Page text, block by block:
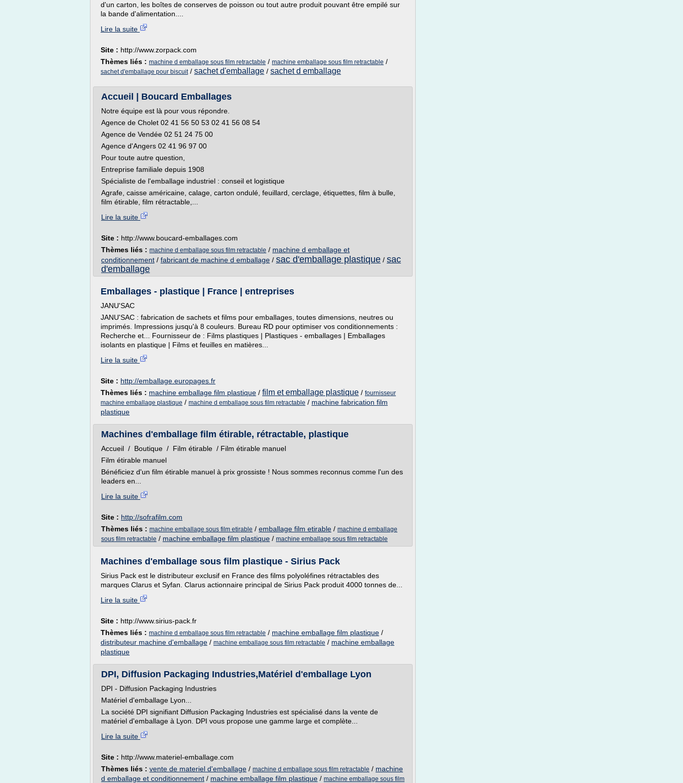
d'un carton, les boîtes de conserves de poisson ou tout autre produit pouvant être empilé sur
la bande d'alimentation....
Lire la suite
Site : http://www.zorpack.com
Thèmes liés : machine d emballage sous film retractable / machine emballage sous film retractable /
sachet d'emballage pour biscuit/ sachet d'emballage / sachet d emballage
Accueil | Boucard Emballages
Notre équipe est là pour vous répondre.
Agence de Cholet 02 41 56 50 53 02 41 56 08 54
Agence de Vendée 02 51 24 75 00
Agence d'Angers 02 41 96 97 00
Pour toute autre question,
Entreprise familiale depuis 1908
Spécialiste de l'emballage industriel : conseil et logistique
Agrafe, caisse américaine, calage, carton ondulé, feuillard, cerclage, étiquettes, film à bulle,
film étirable, film rétractable,...
Lire la suite
Site : http://www.boucard-emballages.com
Thèmes liés : machine d emballage sous film retractable / machine d emballage et
conditionnement / fabricant de machine d emballage / sac d'emballage plastique / sac
d'emballage
Emballages - plastique | France | entreprises
JANU'SAC
JANU'SAC : fabrication de sachets et films pour emballages, toutes dimensions, neutres ou
imprimés. Impressions jusqu'à 8 couleurs. Bureau RD pour optimiser vos conditionnements :
Recherche et... Fournisseur de : Films plastiques | Plastiques - emballages | Emballages
isolants en plastique | Films et feuilles en matières...
Lire la suite
Site : http://emballage.europages.fr
Thèmes liés : machine emballage film plastique / film et emballage plastique / fournisseur
machine emballage plastique / machine d emballage sous film retractable / machine fabrication film
plastique
Machines d'emballage film étirable, rétractable, plastique
Accueil / Boutique / Film étirable / Film étirable manuel
Film étirable manuel
Bénéficiez d'un film étirable manuel à prix grossiste ! Nous sommes reconnus comme l'un des
leaders en...
Lire la suite
Site : http://sofrafilm.com
Thèmes liés : machine emballage sous film etirable / emballage film etirable / machine d emballage
sous film retractable / machine emballage film plastique / machine emballage sous film retractable
Machines d'emballage sous film plastique - Sirius Pack
Sirius Pack est le distributeur exclusif en France des films polyoléfines rétractables des
marques Clarus et Syfan. Clarus actionnaire principal de Sirius Pack produit 4000 tonnes de...
Lire la suite
Site : http://www.sirius-pack.fr
Thèmes liés : machine d emballage sous film retractable / machine emballage film plastique /
distributeur machine d'emballage / machine emballage sous film retractable / machine emballage
plastique
DPI, Diffusion Packaging Industries,Matériel d'emballage Lyon
DPI - Diffusion Packaging Industries
Matériel d'emballage Lyon...
La société DPI signifiant Diffusion Packaging Industries est spécialisé dans la vente de
matériel d'emballage à Lyon. DPI vous propose une gamme large et complète...
Lire la suite
Site : http://www.materiel-emballage.com
Thèmes liés : vente de materiel d'emballage / machine d emballage sous film retractable / machine
d emballage et conditionnement / machine emballage film plastique / machine emballage sous film